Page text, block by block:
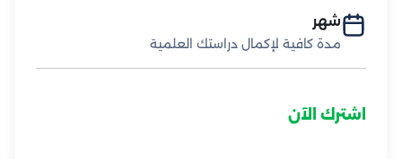
شهر
مدة كافية لإكمال دراستك العلمية
اشترك الآن